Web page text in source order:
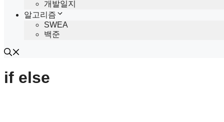
개발일지
알고리즘
SWEA
백준
if else